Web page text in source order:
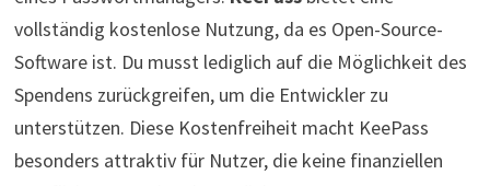
vollständig kostenlose Nutzung, da es Open-Source-
Software ist. Du musst lediglich auf die Möglichkeit des
Spendens zurückgreifen, um die Entwickler zu
unterstützen. Diese Kostenfreiheit macht KeePass
besonders attraktiv für Nutzer, die keine finanziellen